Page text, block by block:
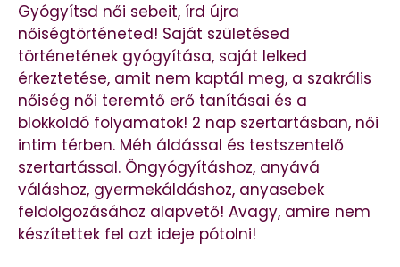
Gyógyítsd női sebeit, írd újra
nőiségtörténeted! Saját születésed
történetének gyógyítása, saját lelked
érkeztetése, amit nem kaptál meg, a szakrális
nőiség női teremtő erő tanításai és a
blokkoldó folyamatok! 2 nap szertartásban, női
intim térben. Méh áldással és testszentelő
szertartással. Öngyógyításhoz, anyává
váláshoz, gyermekáldáshoz, anyasebek
feldolgozásához alapvető! Avagy, amire nem
készítettek fel azt ideje pótolni!